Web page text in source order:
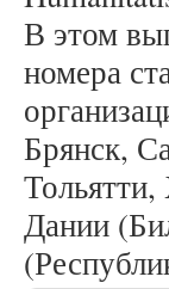
В этом
номера
Брянск,
Дании